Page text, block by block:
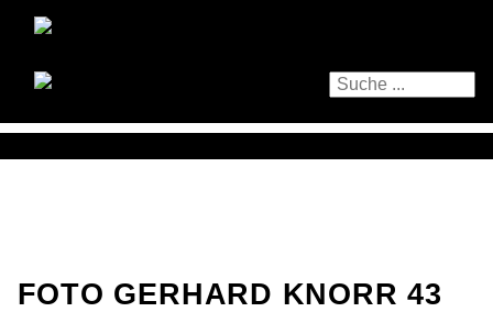
FOTO GERHARD KNORR 43